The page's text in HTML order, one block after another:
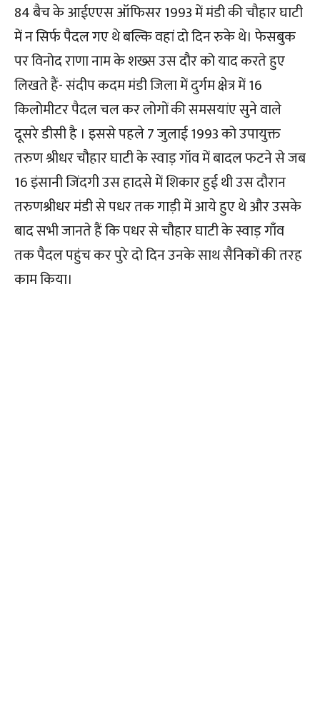
84 बैच के आईएएस ऑफिसर 1993 में मंडी की चौहार घाटी
में न सिर्फ पैदल गए थे बल्कि वहां दो दिन रुके थे। फेसबुक
पर विनोद राणा नाम के शख्स उस दौर को याद करते हुए
लिखते हैं- संदीप कदम मंडी जिला में दुर्गम क्षेत्र में 16
किलोमीटर पैदल चल कर लोगों की समसयांए सुने वाले
दूसरे डीसी है । इससे पहले 7 जुलाई 1993 को उपायुक्त
तरुण श्रीधर चौहार घाटी के स्वाड़ गॉव में बादल फटने से जब
16 इंसानी जिंदगी उस हादसे में शिकार हुई थी उस दौरान
तरुणश्रीधर मंडी से पधर तक गाड़ी में आये हुए थे और उसके
बाद सभी जानते हैं कि पधर से चौहार घाटी के स्वाड़ गाँव
तक पैदल पहुंच कर पुरे दो दिन उनके साथ सैनिकों की तरह
काम किया।